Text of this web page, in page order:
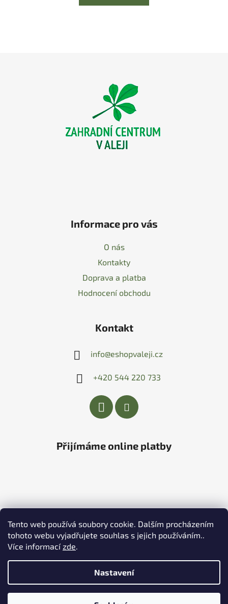
Tento web používá soubory cookie. Dalším procházením
tohoto webu vyjadřujete souhlas s jejich používáním..
Více informacízde.
Nastavení
Informace pro vás
O nás
Kontakty
Doprava a platba
Hodnocení obchodu
Kontakt
info@eshopvaleji.cz
+420 544 220 733
Přijímáme online platby
Copyright 2026 Zahradní centrum V aleji. Všechna
práva vyhrazena.|Obchodní podmínky|Ochrana
Provozovatel e-shopu: Zahradní centrum V aleji, s.r.o.,
IČ: 27664040, se sídlem Křenovická 1286, 684 01